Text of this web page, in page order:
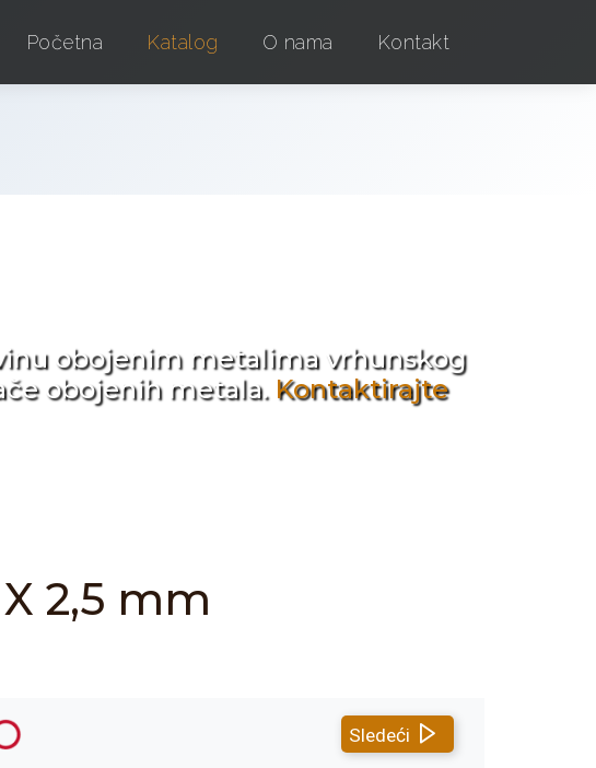
Početna Katalog O nama Kontakt
obojenim metalima vrhunskog
obojenih metala. Kontaktirajte
2,5 mm
Sledeći